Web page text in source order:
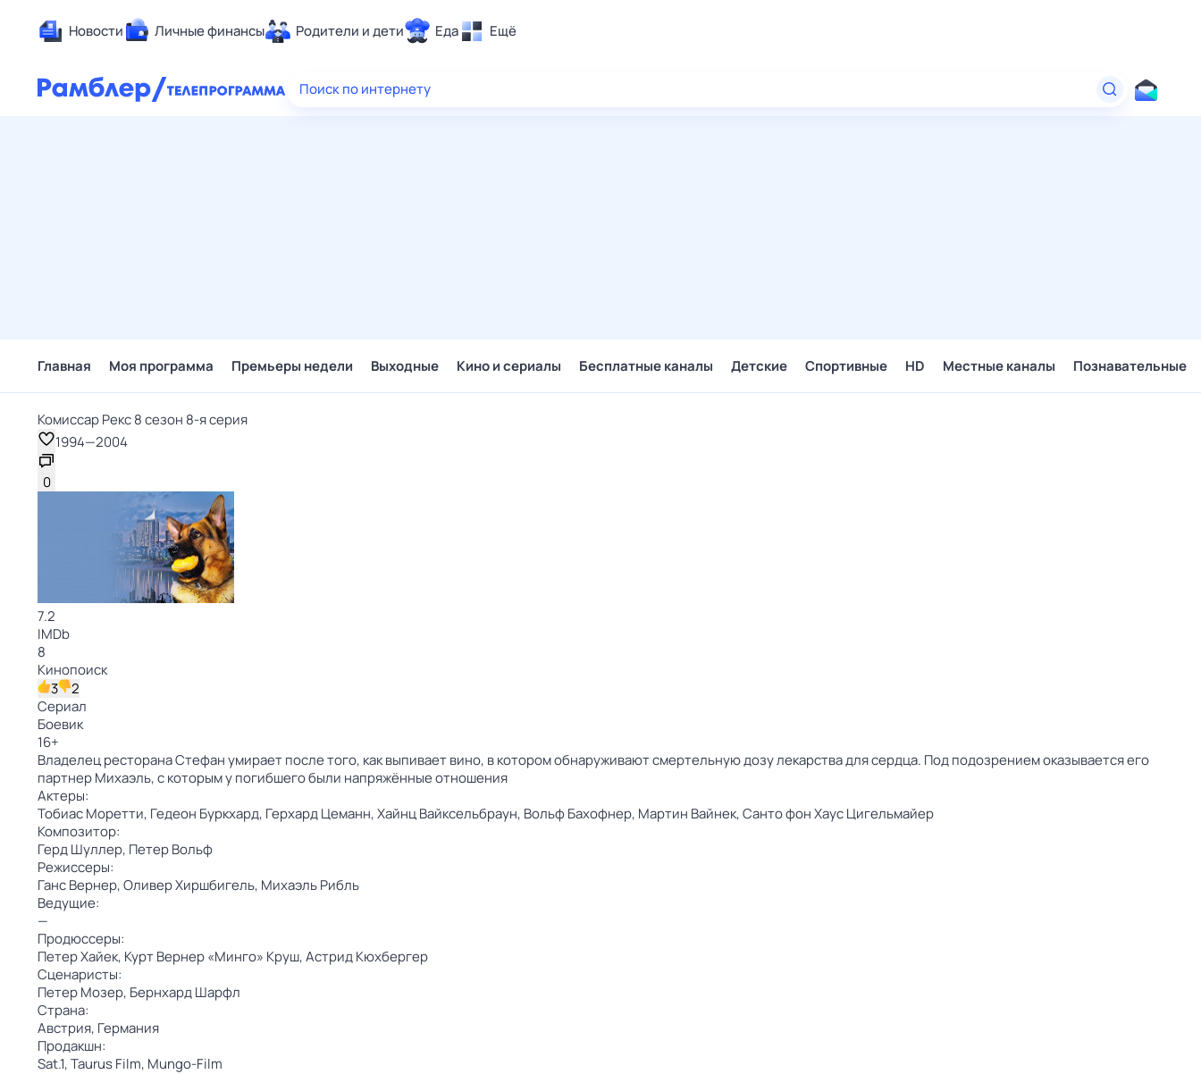
Новости Личные финансы Родители и дети Еда Ещё
Здоровье
Поиск по интернету
Главная Моя программа Премьеры недели Выходные Кино и сериалы Бесплатные каналы Детские Спортивные HD Местные каналы Познавательные
Комиссар Рекс 8 сезон 8-я серия
1994—2004
0
7.2
IMDb
8
Кинопоиск
3
2
Сериал
Боевик
16+
Владелец ресторана Стефан умирает после того, как выпивает вино, в котором обнаруживают смертельную дозу лекарства для сердца. Под подозрением оказывается его
партнер Михаэль, с которым у погибшего были напряжённые отношения
Актеры:
Тобиас Моретти, Гедеон Буркхард, Герхард Цеманн,Хайнц Вайксельбраун, Вольф Бахофнер, Мартин Вайнек,Санто фон Хаус Цигельмайер
Композитор:
Герд Шуллер, Петер Вольф
Режиссеры:
Ганс Вернер,Оливер Хиршбигель, Михаэль Рибль
Ведущие:
—
Продюссеры:
Петер Хайек, Курт Вернер «Минго» Круш,Астрид Кюхбергер
Сценаристы:
Петер Мозер, Бернхард Шарфл
Страна:
Австрия, Германия
Продакшн:
Sat.1,Taurus Film, Mungo-Film